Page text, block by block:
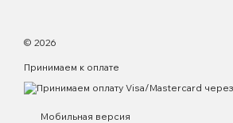
© 2026
Принимаем к оплате
Мобильная версия